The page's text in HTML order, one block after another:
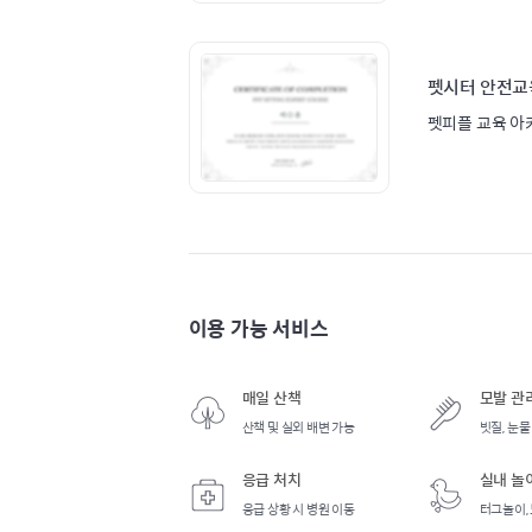
펫시터 안전
펫피플 교육 아
이용 가능 서비스
매일 산책
산책 및 실외 배변 가능
모발 관
빗질, 눈
응급 처치
응급 상황 시 병원 이동
실내 놀
터그놀이